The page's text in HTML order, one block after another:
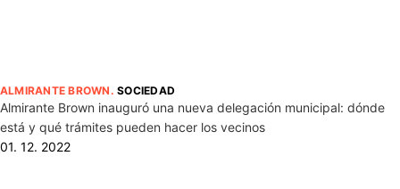
ALMIRANTE BROWN .SOCIEDAD
Almirante Brown inauguró una nueva delegación municipal: dónde
está y qué trámites pueden hacer los vecinos
01. 12. 2022